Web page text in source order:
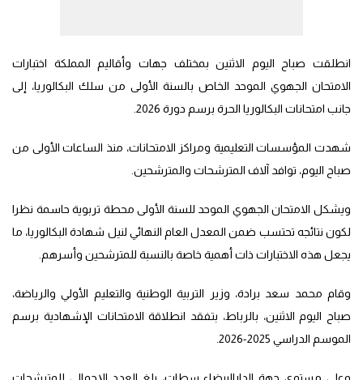
انطلقت صباح اليوم الاثنين بمختلف جهات وأقاليم المملكة اختبارات
الامتحان الجهوي الموحد الخاص بالسنة الأولى من سلك البكالوريا، إلى
جانب امتحانات البكالوريا الحرة برسم دورة 2026.
شهدت المؤسسات التعليمية ومراكز الامتحانات، منذ الساعات الأولى من
صباح اليوم، توافد آلاف المترشحات والمترشحين.
ويشكل الامتحان الجهوي الموحد للسنة الأولى محطة تربوية حاسمة نظرا
لكون نتائجه تحتسب ضمن المعدل العام النهائي لنيل شهادة البكالوريا، ما
يجعل هذه الاختبارات ذات أهمية خاصة بالنسبة للمترشحين وأسرهم.
وقام محمد سعد برادة، وزير التربية الوطنية والتعليم الأولي والرياضة،
صباح اليوم الاثنين، بالرباط، بتفقد انطلاقة الامتحانات الإشهادية برسم
الموسم الدراسي 2025-2026.